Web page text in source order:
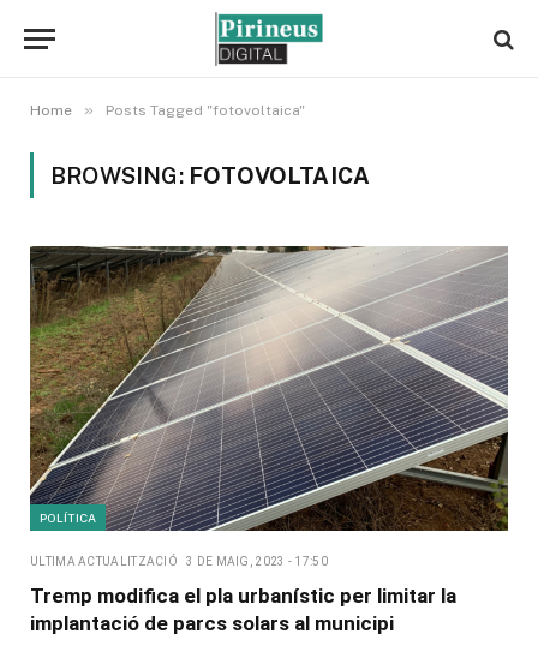
Home » Posts Tagged "fotovoltaica"
BROWSING: FOTOVOLTAICA
POLÍTICA
ULTIMA ACTUALITZACIÓ 3 DE MAIG, 2023 - 17:50
Tremp modifica el pla urbanístic per limitar la
implantació de parcs solars al municipi